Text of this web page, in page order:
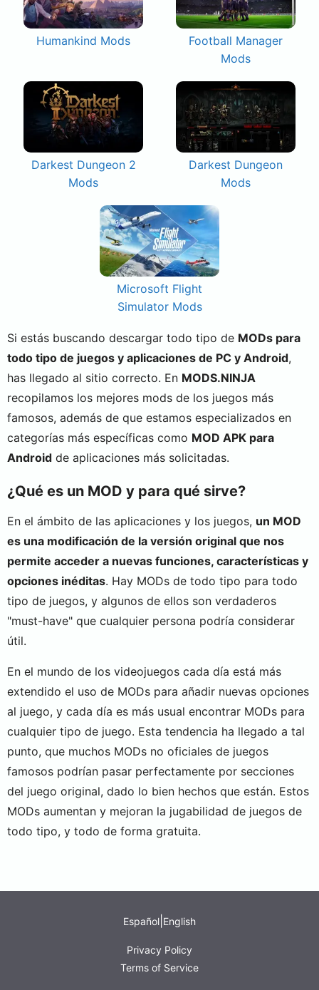
Humankind Mods
Football Manager
Mods
Darkest Dungeon 2
Mods
Darkest Dungeon
Mods
Microsoft Flight
Simulator Mods
Si estás buscando descargar todo tipo de MODs para
todo tipo de juegos y aplicaciones de PC y Android,
has llegado al sitio correcto. En MODS.NINJA
recopilamos los mejores mods de los juegos más
famosos, además de que estamos especializados en
categorías más específicas como MOD APK para
Android de aplicaciones más solicitadas.
¿Qué es un MOD y para qué sirve?
En el ámbito de las aplicaciones y los juegos, un MOD
es una modificación de la versión original que nos
permite acceder a nuevas funciones, características y
opciones inéditas. Hay MODs de todo tipo para todo
tipo de juegos, y algunos de ellos son verdaderos
"must-have" que cualquier persona podría considerar
útil.
En el mundo de los videojuegos cada día está más
extendido el uso de MODs para añadir nuevas opciones
al juego, y cada día es más usual encontrar MODs para
cualquier tipo de juego. Esta tendencia ha llegado a tal
punto, que muchos MODs no oficiales de juegos
famosos podrían pasar perfectamente por secciones
del juego original, dado lo bien hechos que están. Estos
MODs aumentan y mejoran la jugabilidad de juegos de
todo tipo, y todo de forma gratuita.
Español English
Privacy Policy
Terms of Service